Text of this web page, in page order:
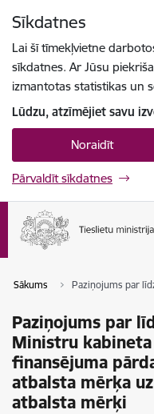
Sīkdatnes
Lai šī tīmekļvietne
sīkdatnes. Ar Jūsu
izmantotas statistikas un
Lūdzu, atzīmējiet savu
Noraidīt
Pārvaldīt sīkdatnes
Sākums Paziņojums par
Paziņojums par
Ministru
finansējuma
atbalsta mērķa
atbalsta mērķi